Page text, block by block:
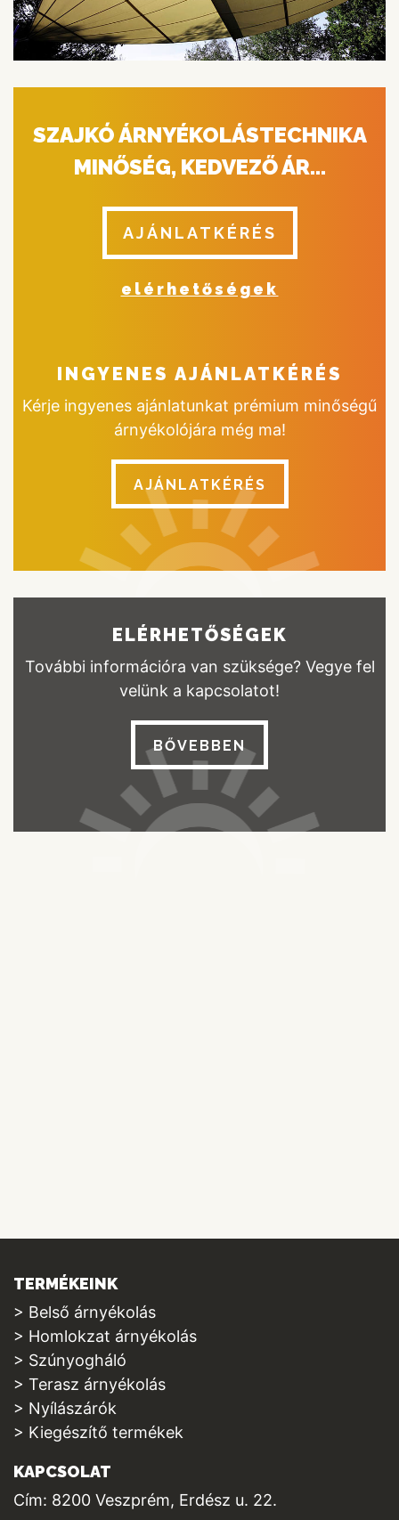
SZAJKÓ ÁRNYÉKOLÁSTECHNIKA
MINŐSÉG, KEDVEZŐ ÁR...
AJÁNLATKÉRÉS
elérhetőségek
INGYENES AJÁNLATKÉRÉS
Kérje ingyenes ajánlatunkat prémium minőségű
árnyékolójára még ma!
AJÁNLATKÉRÉS
ELÉRHETŐSÉGEK
További információra van szüksége? Vegye fel
velünk a kapcsolatot!
BŐVEBBEN
TERMÉKEINK
> Belső árnyékolás
> Homlokzat árnyékolás
> Szúnyogháló
> Terasz árnyékolás
> Nyílászárók
> Kiegészítő termékek
KAPCSOLAT
Cím: 8200 Veszprém, Erdész u. 22.